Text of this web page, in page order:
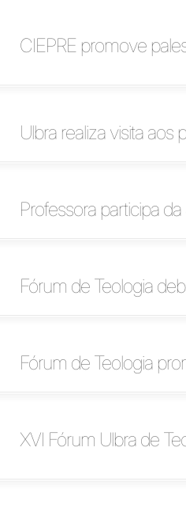
CIEPRE promove
Ulbra realiza visita
Professora participa
Fórum de Teologia
Fórum de Teologia
XVI Fórum Ulbra de